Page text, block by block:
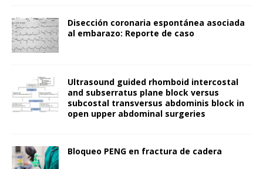
Disección coronaria espontánea asociada
al embarazo: Reporte de caso
Ultrasound guided rhomboid intercostal
and subserratus plane block versus
subcostal transversus abdominis block in
open upper abdominal surgeries
Bloqueo PENG en fractura de cadera